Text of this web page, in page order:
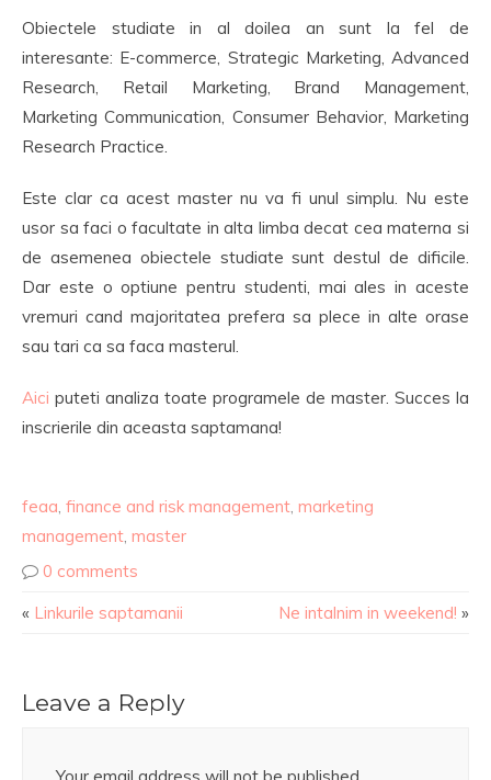
Obiectele studiate in al doilea an sunt la fel de
interesante: E-commerce, Strategic Marketing, Advanced
Research, Retail Marketing, Brand Management,
Marketing Communication, Consumer Behavior, Marketing
Research Practice.
Este clar ca acest master nu va fi unul simplu. Nu este
usor sa faci o facultate in alta limba decat cea materna si
de asemenea obiectele studiate sunt destul de dificile.
Dar este o optiune pentru studenti, mai ales in aceste
vremuri cand majoritatea prefera sa plece in alte orase
sau tari ca sa faca masterul.
Aici puteti analiza toate programele de master. Succes la
inscrierile din aceasta saptamana!
feaa, finance and risk management, marketing
management, master
0 comments
« Linkurile saptamanii Ne intalnim in weekend! »
Leave a Reply